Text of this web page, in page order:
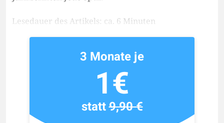
Lesedauer des Artikels: ca. 6 Minuten
3 Monate je
1€
statt9,90 €